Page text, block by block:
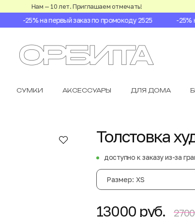
Нам — 10 лет. Приглашаем отмечать!
-25% на первый заказ по промокоду 2525 -25%
СУМКИ АКСЕССУАРЫ ДЛЯ ДОМА
Толстовка
доступно к заказу из-за
Размер: XS
13000 руб.